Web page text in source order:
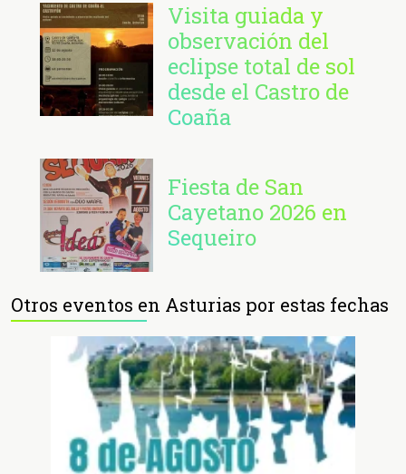
Visita guiada y
observación del
eclipse total de sol
desde el Castro de
Coaña
Fiesta de San
Cayetano 2026 en
Sequeiro
Otros eventos en Asturias por estas fechas